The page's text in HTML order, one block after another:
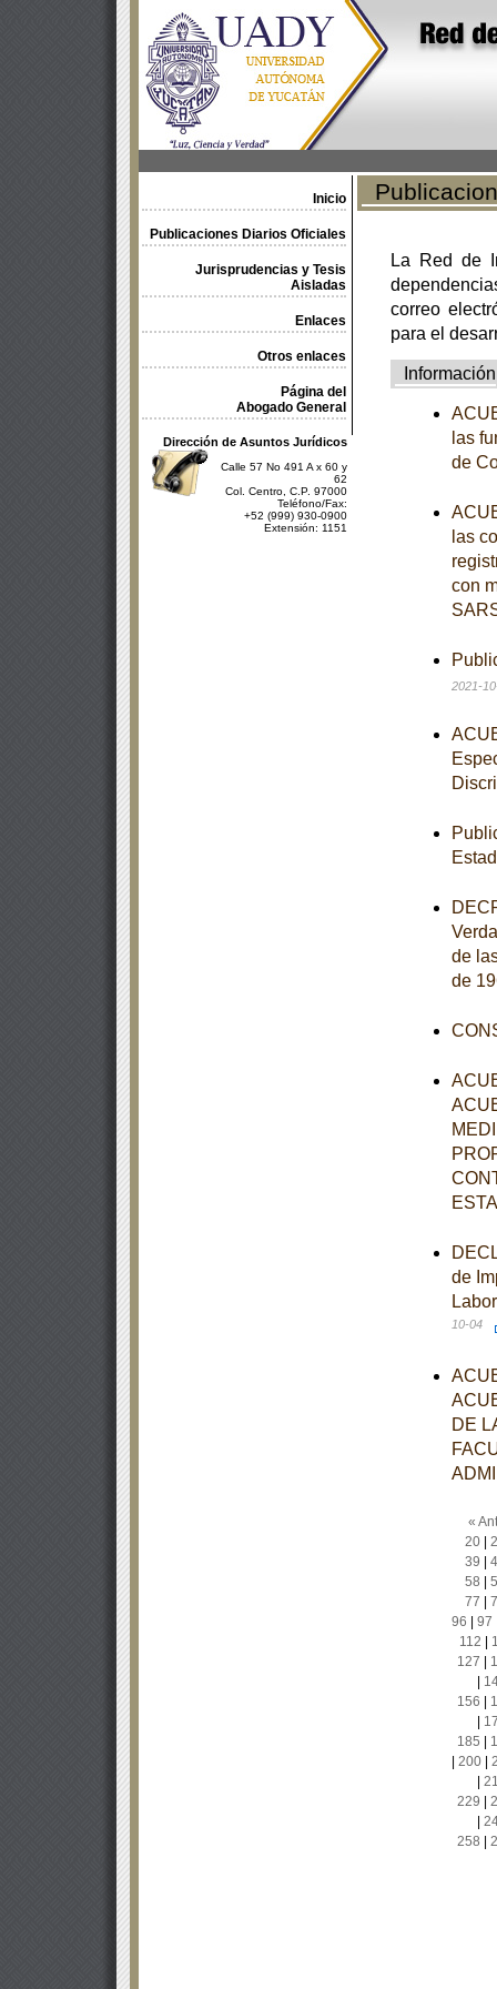
Inicio
Publicaciones Diarios Oficiales
Jurisprudencias y Tesis
Aisladas
Enlaces
Otros enlaces
Página del
Abogado General
Dirección de Asuntos Jurídicos
Calle 57 No 491 A x 60 y
62
Col. Centro, C.P. 97000
Teléfono/Fax:
+52 (999) 930-0900
Extensión: 1151
La Red de
correo
para el
Información
las
de
las
con
2021-
de
de
de
10-04
DE
«
20|
39
58
77
96
97
112
127
156
185
200|
229
258